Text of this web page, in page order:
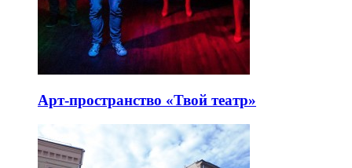
Арт-пространство «Твой театр»